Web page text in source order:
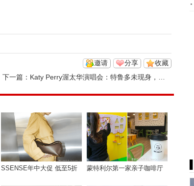
收藏
分享
邀请
下一篇： Katy Perry渥太华演唱会：特鲁多未现身，一句话引发猜测
SSENSE年中大促 低至5折 蒙特利尔第一家亲子咖啡厅